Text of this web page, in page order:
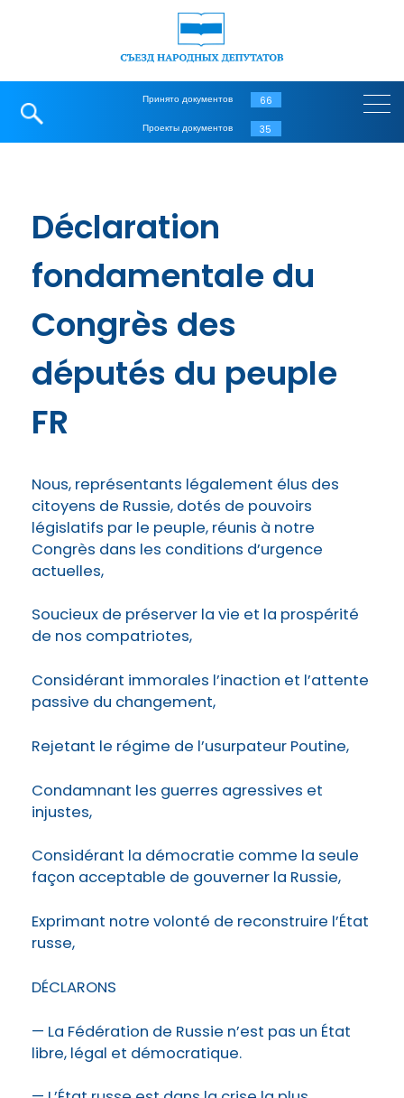
Принято документов 66
Проекты документов 35
Déclaration
fondamentale du
Congrès des
députés du peuple
FR
Nous, représentants légalement élus des
citoyens de Russie, dotés de pouvoirs
législatifs par le peuple, réunis à notre
Congrès dans les conditions d’urgence
actuelles,
Soucieux de préserver la vie et la prospérité
de nos compatriotes,
Considérant immorales l’inaction et l’attente
passive du changement,
Rejetant le régime de l’usurpateur Poutine,
Condamnant les guerres agressives et
injustes,
Considérant la démocratie comme la seule
façon acceptable de gouverner la Russie,
Exprimant notre volonté de reconstruire l’État
russe,
DÉCLARONS
— La Fédération de Russie n’est pas un État
libre, légal et démocratique.